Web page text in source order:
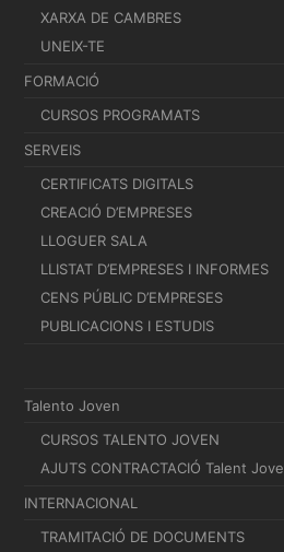
XARXA DE CAMBRES
UNEIX-TE
FORMACIÓ
CURSOS PROGRAMATS
SERVEIS
CERTIFICATS DIGITALS
CREACIÓ D’EMPRESES
LLOGUER SALA
LLISTAT D’EMPRESES I INFORMES
CENS PÚBLIC D’EMPRESES
PUBLICACIONS I ESTUDIS
Talento Joven
CURSOS TALENTO JOVEN
AJUTS CONTRACTACIÓ Talent Jove
INTERNACIONAL
TRAMITACIÓ DE DOCUMENTS